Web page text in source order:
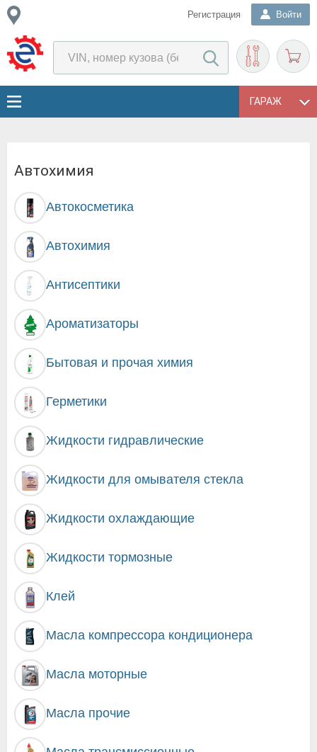
Регистрация Войти
ГАРАЖ
Автохимия
Автокосметика
Автохимия
Антисептики
Ароматизаторы
Бытовая и прочая химия
Герметики
Жидкости гидравлические
Жидкости для омывателя стекла
Жидкости охлаждающие
Жидкости тормозные
Клей
Масла компрессора кондиционера
Масла моторные
Масла прочие